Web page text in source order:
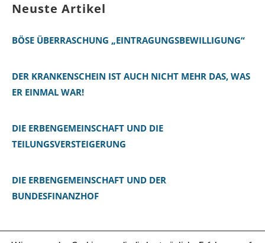
Neuste Artikel
BÖSE ÜBERRASCHUNG „EINTRAGUNGSBEWILLIGUNG“
DER KRANKENSCHEIN IST AUCH NICHT MEHR DAS, WAS
ER EINMAL WAR!
DIE ERBENGEMEINSCHAFT UND DIE
TEILUNGSVERSTEIGERUNG
DIE ERBENGEMEINSCHAFT UND DER
BUNDESFINANZHOF